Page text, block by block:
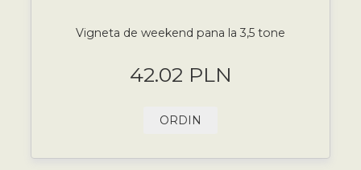
Vigneta de weekend pana la 3,5 tone
42.02 PLN
ORDIN